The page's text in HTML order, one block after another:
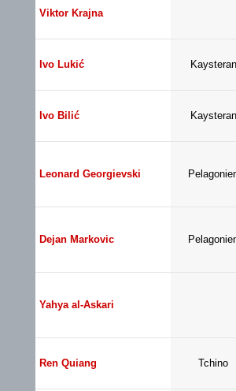
Viktor Krajna
Ivo Lukić Kaysteran
Ivo Bilić Kaysteran
Leonard Georgievski
Dejan Markovic
Yahya al-Askari
Ren Quiang Tchino